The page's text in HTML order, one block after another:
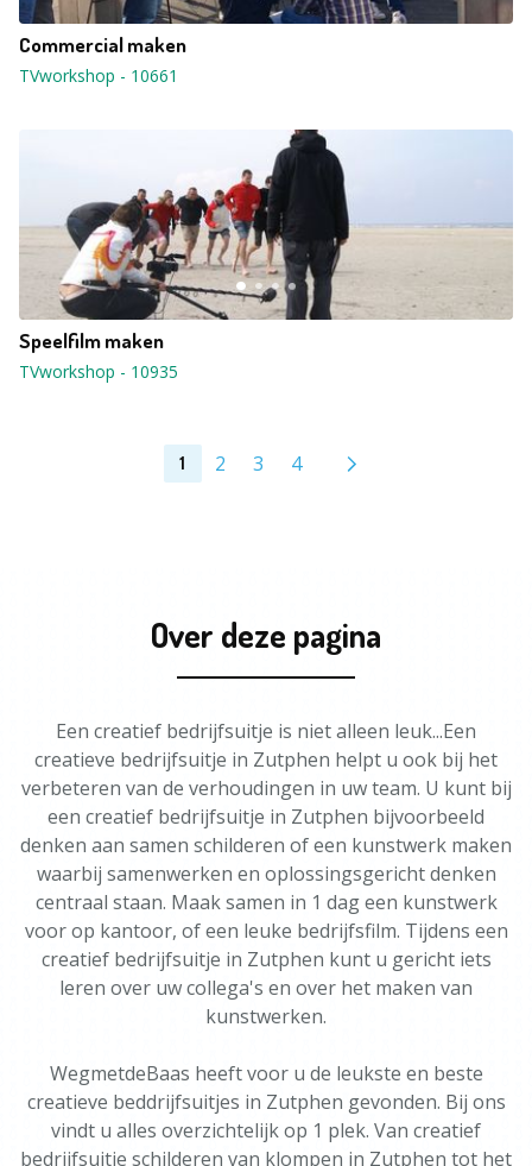
Commercial maken
TVworkshop - 10661
Speelfilm maken
TVworkshop - 10935
1 2 3 4
Over deze pagina
Een creatief bedrijfsuitje is niet alleen leuk...Een
creatieve bedrijfsuitje in Zutphen helpt u ook bij het
verbeteren van de verhoudingen in uw team. U kunt bij
een creatief bedrijfsuitje in Zutphen bijvoorbeeld
denken aan samen schilderen of een kunstwerk maken
waarbij samenwerken en oplossingsgericht denken
centraal staan. Maak samen in 1 dag een kunstwerk
voor op kantoor, of een leuke bedrijfsfilm. Tijdens een
creatief bedrijfsuitje in Zutphen kunt u gericht iets
leren over uw collega's en over het maken van
kunstwerken.
WegmetdeBaas heeft voor u de leukste en beste
creatieve beddrijfsuitjes in Zutphen gevonden. Bij ons
vindt u alles overzichtelijk op 1 plek. Van creatief
bedrijfsuitje schilderen van klompen in Zutphen tot het